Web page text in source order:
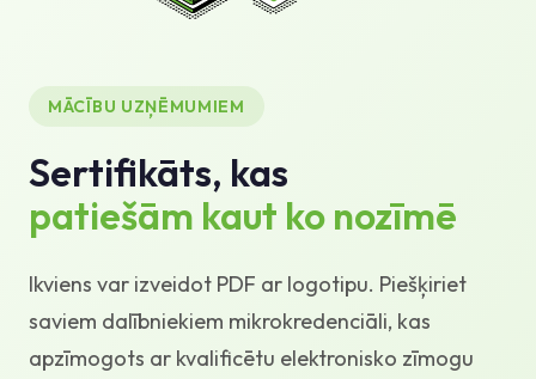
Atbalsts
MĀCĪBU UZŅĒMUMIEM
Sertifikāts, kas
patiešām kaut ko nozīmē
Ikviens var izveidot PDF ar logotipu. Piešķiriet
saviem dalībniekiem mikrokredenciāli, kas
apzīmogots ar kvalificētu elektronisko zīmogu